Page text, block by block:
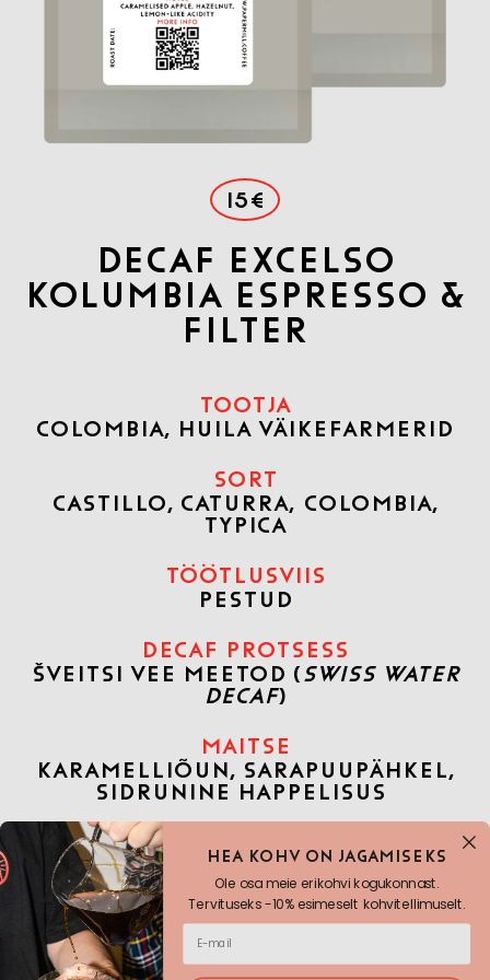
15€
Decaf Excelso
Kolumbia Espresso &
Filter
TOOTJA
COLOMBIA, HUILA VÄIKEFARMERID
SORT
CASTILLO, CATURRA, COLOMBIA,
TYPICA
TÖÖTLUSVIIS
PESTUD
DECAF PROTSESS
ŠVEITSI VEE MEETOD (SWISS WATER
DECAF)
MAITSE
KARAMELLIÕUN, SARAPUUPÄHKEL,
SIDRUNINE HAPPELISUS
RÖSTITUD KOHVIOAD
LOE KOHVIST LÄHEMALT (ING.
KEELES)
Hea KOHV ON JAGAMISEKS
Ole osa meie erikohvi kogukonnast.
Tervituseks -10% esimeselt kohvitellimuselt.